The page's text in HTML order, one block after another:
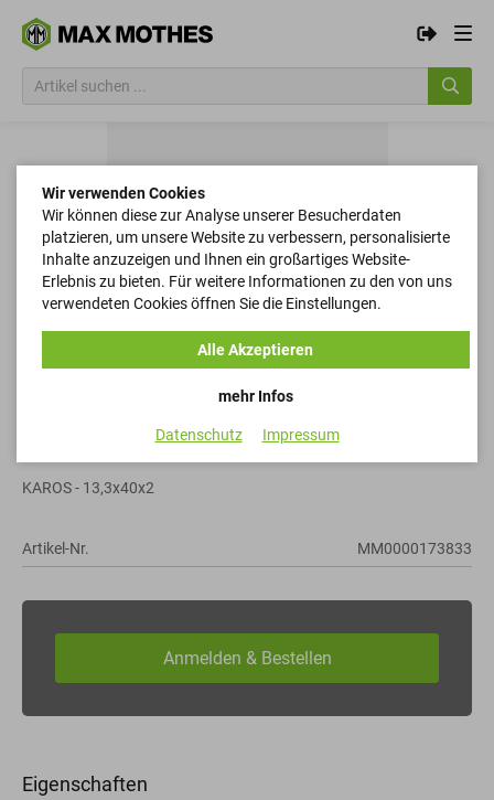
Karosserie-Scheiben
KAROS - 13,3x40x2
Artikel-Nr. MM0000173833
Eigenschaften
Wir verwenden Cookies
Wir können diese zur Analyse unserer Besucherdaten
platzieren, um unsere Website zu verbessern, personalisierte
Inhalte anzuzeigen und Ihnen ein großartiges Website-
Erlebnis zu bieten. Für weitere Informationen zu den von uns
verwendeten Cookies öffnen Sie die Einstellungen.
mehr Infos
Alle Akzeptieren
Datenschutz Impressum